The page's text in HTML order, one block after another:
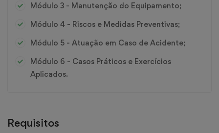
Módulo 3 - Manutenção do Equipamento;
Módulo 4 - Riscos e Medidas Preventivas;
Módulo 5 - Atuação em Caso de Acidente;
Módulo 6 - Casos Práticos e Exercícios
Aplicados.
Requisitos